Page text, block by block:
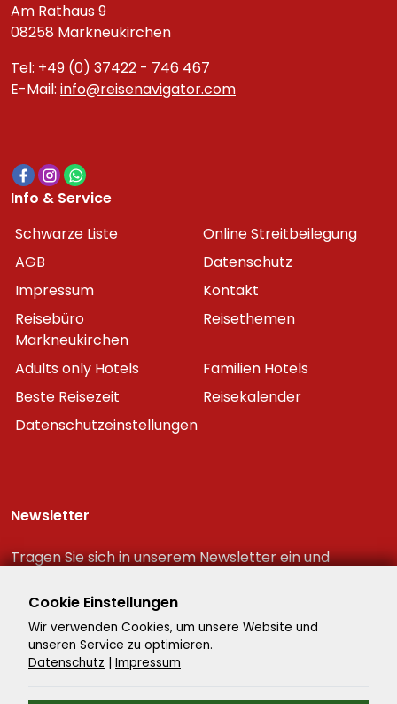
Am Rathaus 9
08258 Markneukirchen
Tel: +49 (0) 37422 - 746 467
E-Mail: info@reisenavigator.com
Info & Service
Schwarze Liste
Online Streitbeilegung
AGB
Datenschutz
Impressum
Kontakt
Reisebüro
Markneukirchen
Reisethemen
Adults only Hotels
Familien Hotels
Beste Reisezeit
Reisekalender
Datenschutzeinstellungen
Newsletter
Tragen Sie sich in unserem Newsletter ein und
Reiseschnäppchen!
Cookie Einstellungen
Wir verwenden Cookies, um unsere Website und
unseren Service zu optimieren.
Datenschutz | Impressum